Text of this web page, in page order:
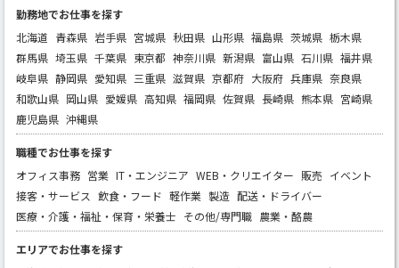
勤務地でお仕事を探す
北海道 青森県 岩手県 宮城県 秋田県 山形県 福島県 茨城県 栃木県
群馬県 埼玉県 千葉県 東京都 神奈川県 新潟県 富山県 石川県 福井県
岐阜県 静岡県 愛知県 三重県 滋賀県 京都府 大阪府 兵庫県 奈良県
和歌山県 岡山県 愛媛県 高知県 福岡県 佐賀県 長崎県 熊本県 宮崎県
鹿児島県 沖縄県
職種でお仕事を探す
オフィス事務 営業 IT・エンジニア WEB・クリエイター 販売 イベント
接客・サービス 飲食・フード 軽作業 製造 配送・ドライバー
医療・介護・福祉・保育・栄養士 その他/専門職 農業・酪農
エリアでお仕事を探す